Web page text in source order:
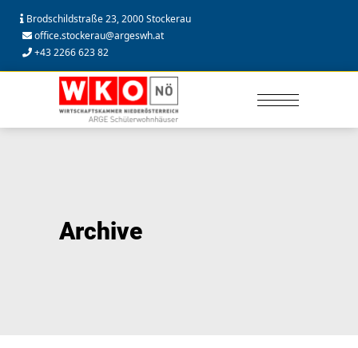
Brodschildstraße 23, 2000 Stockerau
office.stockerau@argeswh.at
+43 2266 623 82
Archive